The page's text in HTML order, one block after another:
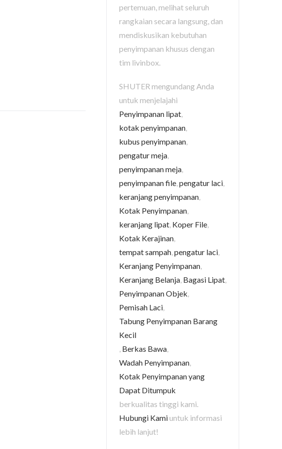
pertemuan, melihat seluruh
rangkaian secara langsung, dan
mendiskusikan kebutuhan
penyimpanan khusus dengan
tim livinbox.
SHUTER mengundang Anda
untuk menjelajahi
Penyimpanan lipat,
kotak penyimpanan,
kubus penyimpanan,
pengatur meja,
penyimpanan meja,
penyimpanan file,pengatur laci,
keranjang penyimpanan,
Kotak Penyimpanan,
keranjang lipat, Koper File,
Kotak Kerajinan,
tempat sampah,pengatur laci,
Keranjang Penyimpanan,
Keranjang Belanja, Bagasi Lipat,
Penyimpanan Objek,
Pemisah Laci,
Tabung Penyimpanan Barang
Kecil
, Berkas Bawa,
Wadah Penyimpanan,
Kotak Penyimpanan yang
Dapat Ditumpuk
berkualitas tinggi kami.
Hubungi Kamiuntuk informasi
lebih lanjut!